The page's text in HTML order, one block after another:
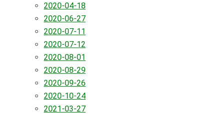
2020-04-18
2020-06-27
2020-07-11
2020-07-12
2020-08-01
2020-08-29
2020-09-26
2020-10-24
2021-03-27